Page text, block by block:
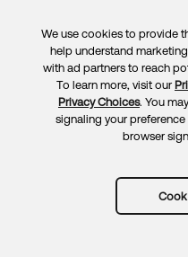
LegalPrivacy Policy Site Terms
Cookie PreferencesYour
We use cookies to provide
help understand
with ad partners to reach
To learn more, visit our
Privacy Choices. You
signaling your
browser